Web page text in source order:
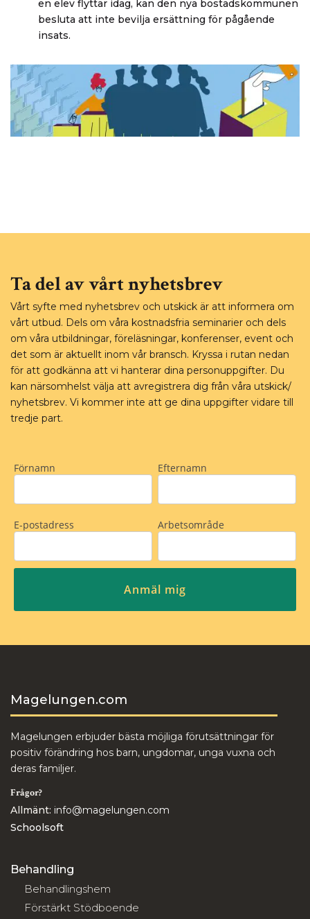
en elev flyttar idag, kan den nya bostadskommunen
besluta att inte bevilja ersättning för pågående
insats.
Ta del av vårt nyhetsbrev
Vårt syfte med nyhetsbrev och utskick är att informera om
vårt utbud. Dels om våra kostnadsfria seminarier och dels
om våra utbildningar, föreläsningar, konferenser, event och
det som är aktuellt inom vår bransch. Kryssa i rutan nedan
för att godkänna att vi hanterar dina personuppgifter. Du
kan närsomhelst välja att avregistrera dig från våra utskick/
nyhetsbrev. Vi kommer inte att ge dina uppgifter vidare till
tredje part.
Magelungen.com
Magelungen erbjuder bästa möjliga förutsättningar för
positiv förändring hos barn, ungdomar, unga vuxna och
deras familjer.
Frågor?
Allmänt: info@magelungen.com
Schoolsoft
Behandling
Behandlingshem
Förstärkt Stödboende